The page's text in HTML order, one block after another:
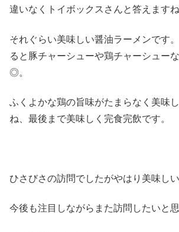
違いなくトイボックスさんと答えますね
それぐらい美味しい醤油ラーメンです
ると豚チャーシューや鶏チャーシュー
◎。
ふくよかな鶏の旨味がたまらなく美味
ね、最後まで美味しく完食完飲です。
ひさびさの訪問でしたがやはり美味し
今後も注目しながらまた訪問したいと思